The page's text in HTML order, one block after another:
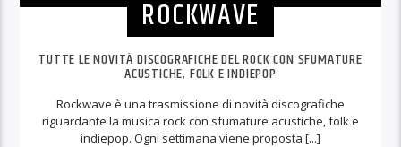
ROCKWAVE
TUTTE LE NOVITÀ DISCOGRAFICHE DEL ROCK CON SFUMATURE
ACUSTICHE, FOLK E INDIEPOP
Rockwave è una trasmissione di novità discografiche
riguardante la musica rock con sfumature acustiche, folk e
indiepop. Ogni settimana viene proposta [...]